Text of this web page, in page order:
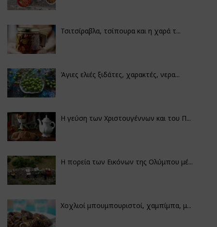
Τσιτσίραβλα, τσίπουρα και η χαρά τ...
Άγιες ελιές ξιδάτες, χαρακτές, νερα...
Η γεύση των Χριστουγέννων και του Π...
Η πορεία των Εικόνων της Ολύμπου μέ...
Χοχλιοί μπουμπουριστοί, χαμπίμπα, μ...